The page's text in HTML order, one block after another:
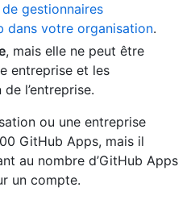
gestionnaires
dans votre organisation.
, mais elle ne peut être
entreprise et les
l’entreprise.
ou une entreprise
GitHub Apps, mais il
au nombre d’GitHub Apps
un compte.